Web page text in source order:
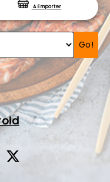
A Emporter
Go!